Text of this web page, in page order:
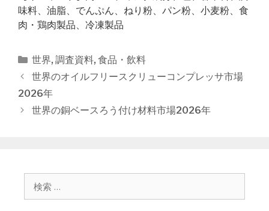
味料、油脂、でんぷん、ねり粉、パン粉、小麦粉、食
肉・鶏肉製品、冷凍製品
カ
テ
ゴ
ー
世界, 調査資料, 食品・飲料
投
稿
ョ
世界のオイルフリースクリューコンプレッサ市場
2026年
世界の銅ベースろう付け材料市場2026年